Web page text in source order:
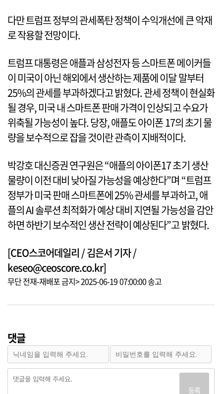
다만 트럼프 정부의 관세폭탄 정책이 수익개선에 큰 악재
로 작용할 전망이다.
트럼프 대통령은 애플과 삼성전자 등 스마트폰 메이커들
이 미국이 아닌 해외에서 생산하는 제품에 이달 말부터
25%의 관세를 부과하겠다고 밝혔다. 관세 정책이 현실화
될 경우, 미국 내 스마트폰 판매 가격이 인상되고 수요가
위축될 가능성이 높다. 당장, 애플도 아이폰 17의 초기 물
량을 보수적으로 잡을 것이란 관측이 지배적이다.
박강호 대신증권 연구원은 “애플의 아이폰17 초기 생산
물량이 이전 대비 낮아질 가능성을 예상한다”며 “트럼프
정부가 미국 판매 스마트폰에 25% 관세를 부과하고, 애
플의 AI 솔루션 최적화가 예상 대비 지연될 가능성을 감안
하면 하반기 보수적인 생산 전략이 예상된다”고 밝혔다.
[CEO스코어데일리 / 김은서 기자 /
keseo@ceoscore.co.kr]
무단 전재-재배포 금지> 2025-06-19 07:00:00 송고
댓글
등록